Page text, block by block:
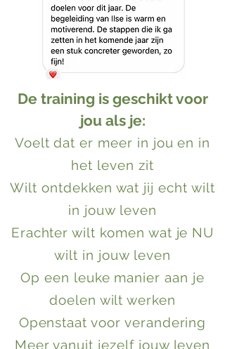
De training is geschikt voor
jou als je:
Voelt dat er meer in jou en in
het leven zit
Wilt ontdekken wat jij echt wilt
in jouw leven
Erachter wilt komen wat je NU
wilt in jouw leven
Op een leuke manier aan je
doelen wilt werken
Openstaat voor verandering
Meer vanuit jezelf jouw leven